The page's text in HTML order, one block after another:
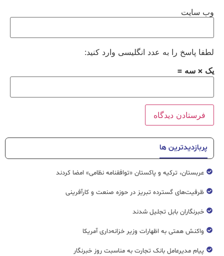
وب‌ سایت
لطفا پاسخ را به عدد انگلیسی وارد کنید:
یک × سه =
پربازدیدترین ها
عربستان، ترکیه و پاکستان «توافقنامه نظامی» امضا کردند
ظرفیت‌های گسترده‌ تبریز در حوزه صنعت و کارآفرینی
خبرنگاران بابل تجلیل شدند
واکنش همتی به اظهارات وزیر خزانه‌داری آمریکا
پیام مدیرعامل بانک تجارت به مناسبت روز خبرنگار